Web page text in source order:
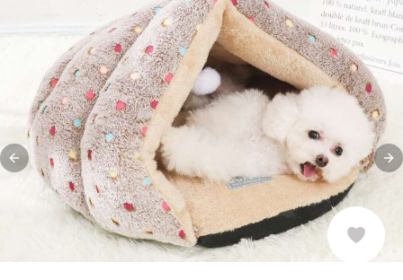
Previous slide